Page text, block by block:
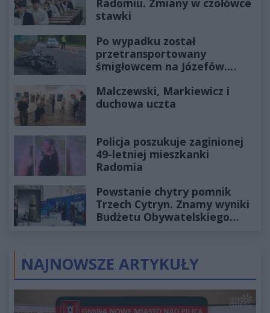
Radomiu. Zmiany w czołówce
stawki
Po wypadku został
przetransportowany
śmigłowcem na Józefów.
Malczewski, Markiewicz i
duchowa uczta
Policja poszukuje zaginionej
49-letniej mieszkanki
Radomia
Powstanie chytry pomnik
Trzech Cytryn. Znamy wyniki
Budżetu Obywatelskiego
NAJNOWSZE ARTYKUŁY